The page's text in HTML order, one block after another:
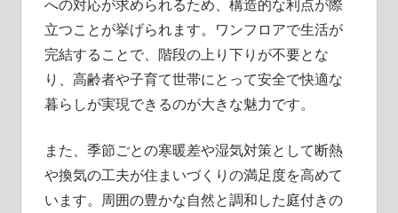
への対応が求められるため、構造的な利点が際
立つことが挙げられます。ワンフロアで生活が
完結することで、階段の上り下りが不要とな
り、高齢者や子育て世帯にとって安全で快適な
暮らしが実現できるのが大きな魅力です。
また、季節ごとの寒暖差や湿気対策として断熱
や換気の工夫が住まいづくりの満足度を高めて
います。周囲の豊かな自然と調和した庭付きの